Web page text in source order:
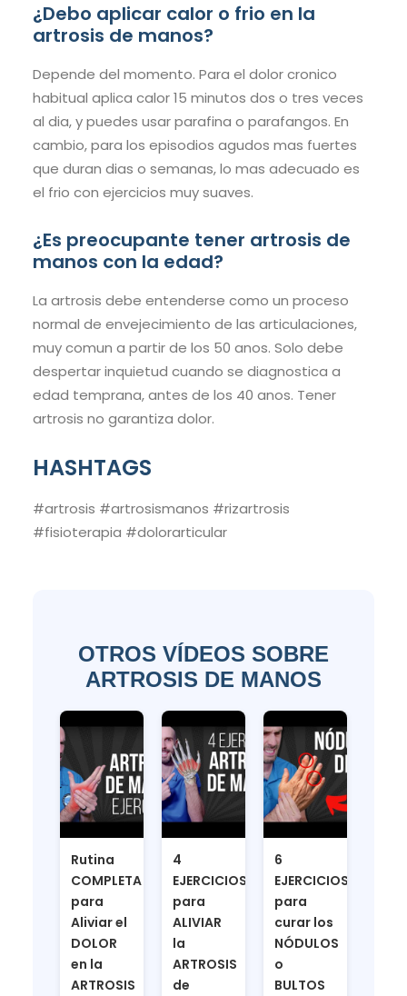
¿Debo aplicar calor o frio en la
artrosis de manos?
Depende del momento. Para el dolor cronico
habitual aplica calor 15 minutos dos o tres veces
al dia, y puedes usar parafina o parafangos. En
cambio, para los episodios agudos mas fuertes
que duran dias o semanas, lo mas adecuado es
el frio con ejercicios muy suaves.
¿Es preocupante tener artrosis de
manos con la edad?
La artrosis debe entenderse como un proceso
normal de envejecimiento de las articulaciones,
muy comun a partir de los 50 anos. Solo debe
despertar inquietud cuando se diagnostica a
edad temprana, antes de los 40 anos. Tener
artrosis no garantiza dolor.
HASHTAGS
#artrosis #artrosismanos #rizartrosis
#fisioterapia #dolorarticular
OTROS VÍDEOS SOBRE
ARTROSIS DE MANOS
Rutina
COMPLETA
para
Aliviar el
DOLOR
en la
ARTROSIS
4
EJERCICIOS
para
ALIVIAR
la
ARTROSIS
de
6
EJERCICIOS
para
curar los
NÓDULOS
o
BULTOS